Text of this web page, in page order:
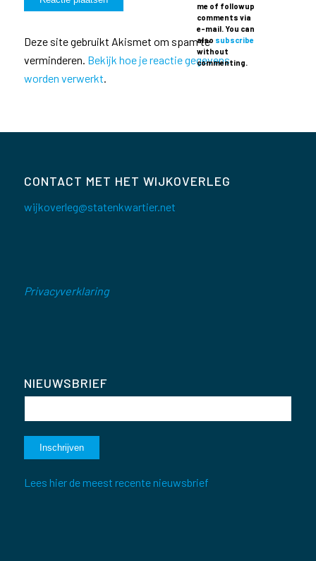
me of followup
comments via
e-mail. You can
also subscribe
without
commenting.
Deze site gebruikt Akismet om spam te
verminderen. Bekijk hoe je reactie gegevens
worden verwerkt
CONTACT MET HET WIJKOVERLEG
wijkoverleg@statenkwartier.net
Privacyverklaring
NIEUWSBRIEF
Lees hier de meest recente nieuwsbrief